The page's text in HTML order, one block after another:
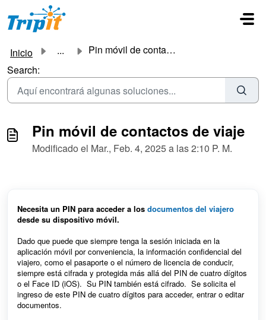
Ir al contenido principal
Inicio ...
Pin móvil de contactos de viaje
Search:
Pin móvil de contactos de viaje
Modificado el Mar., Feb. 4, 2025 a las 2:10 P. M.
Necesita un PIN para acceder a los documentos del viajero
desde su dispositivo móvil.
Dado que puede que siempre tenga la sesión iniciada en la
aplicación móvil por conveniencia, la información confidencial del
viajero, como el pasaporte o el número de licencia de conducir,
siempre está cifrada y protegida más allá del PIN de cuatro dígitos
o el Face ID (iOS). Su PIN también está cifrado. Se solicita el
ingreso de este PIN de cuatro dígitos para acceder, entrar o editar
documentos.